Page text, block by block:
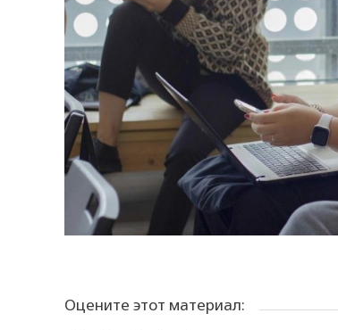
Оцените этот материал: